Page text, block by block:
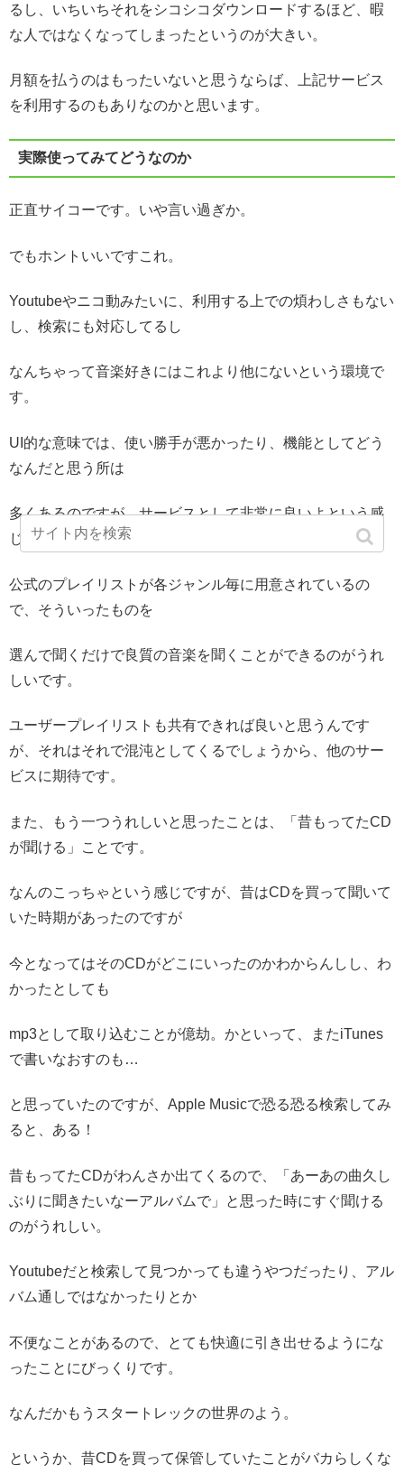
るし、いちいちそれをシコシコダウンロードするほど、暇
な人ではなくなってしまったというのが大きい。
月額を払うのはもったいないと思うならば、上記サービス
を利用するのもありなのかと思います。
実際使ってみてどうなのか
正直サイコーです。いや言い過ぎか。
でもホントいいですこれ。
Youtubeやニコ動みたいに、利用する上での煩わしさもない
し、検索にも対応してるし
なんちゃって音楽好きにはこれより他にないという環境で
す。
UI的な意味では、使い勝手が悪かったり、機能としてどう
なんだと思う所は
多くあるのですが、サービスとして非常に良いよという感
じですね。
公式のプレイリストが各ジャンル毎に用意されているの
で、そういったものを
選んで聞くだけで良質の音楽を聞くことができるのがうれ
しいです。
ユーザープレイリストも共有できれば良いと思うんです
が、それはそれで混沌としてくるでしょうから、他のサー
ビスに期待です。
また、もう一つうれしいと思ったことは、「昔もってたCD
が聞ける」ことです。
なんのこっちゃという感じですが、昔はCDを買って聞いて
いた時期があったのですが
今となってはそのCDがどこにいったのかわからんしし、わ
かったとしても
mp3として取り込むことが億劫。かといって、またiTunes
で書いなおすのも…
と思っていたのですが、Apple Musicで恐る恐る検索してみ
ると、ある！
昔もってたCDがわんさか出てくるので、「あーあの曲久し
ぶりに聞きたいなーアルバムで」と思った時にすぐ聞ける
のがうれしい。
Youtubeだと検索して見つかっても違うやつだったり、アル
バム通しではなかったりとか
不便なことがあるので、とても快適に引き出せるようにな
ったことにびっくりです。
なんだかもうスタートレックの世界のよう。
というか、昔CDを買って保管していたことがバカらしくな